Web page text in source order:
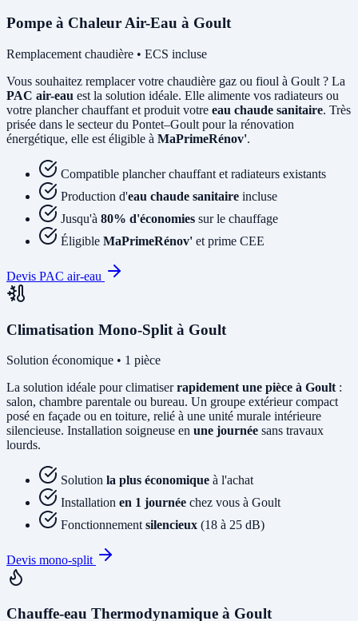
Pompe à Chaleur Air-Eau à Goult
Remplacement chaudière • ECS incluse
Vous souhaitez remplacer votre chaudière gaz ou fioul à Goult ? La
PAC air-eau est la solution idéale. Elle alimente vos radiateurs ou
votre plancher chauffant et produit votre eau chaude sanitaire. Très
prisée dans le secteur du Pontet–Goult pour la rénovation
énergétique, elle est éligible à MaPrimeRénov'.
Compatible plancher chauffant et radiateurs existants
Production d'eau chaude sanitaire incluse
Jusqu'à 80% d'économies sur le chauffage
Éligible MaPrimeRénov' et prime CEE
Devis PAC air-eau
Climatisation Mono-Split à Goult
Solution économique • 1 pièce
La solution idéale pour climatiserrapidement une pièce à Goult :
salon, chambre parentale ou bureau. Un groupe extérieur compact
posé en façade ou en toiture, relié à une unité murale intérieure
silencieuse. Installation soigneuse en une journée sans travaux
lourds.
Solution la plus économique à l'achat
Installation en 1 journée chez vous à Goult
Fonctionnement silencieux (18 à 25 dB)
Devis mono-split
Chauffe-eau Thermodynamique à Goult